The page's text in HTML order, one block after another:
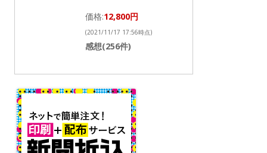
価格:12,800円
(2021/11/17 17:56時点)
感想(256件)